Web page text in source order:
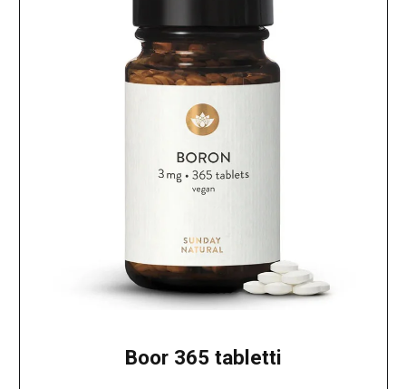
Boor 365 tabletti